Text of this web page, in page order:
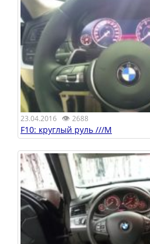
23.04.2016 👁 2688
F10: круглый руль ///M